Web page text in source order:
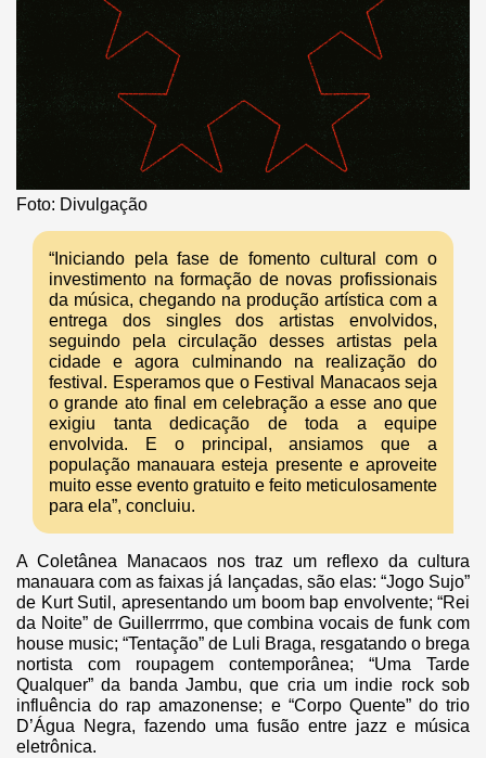
Foto: Divulgação
“Iniciando pela fase de fomento cultural com o
investimento na formação de novas profissionais
da música, chegando na produção artística com a
entrega dos singles dos artistas envolvidos,
seguindo pela circulação desses artistas pela
cidade e agora culminando na realização do
festival. Esperamos que o Festival Manacaos seja
o grande ato final em celebração a esse ano que
exigiu tanta dedicação de toda a equipe
envolvida. E o principal, ansiamos que a
população manauara esteja presente e aproveite
muito esse evento gratuito e feito meticulosamente
para ela”, concluiu.
A Coletânea Manacaos nos traz um reflexo da cultura
manauara com as faixas já lançadas, são elas: “Jogo Sujo”
de Kurt Sutil, apresentando um boom bap envolvente; “Rei
da Noite” de Guillerrrmo, que combina vocais de funk com
house music; “Tentação” de Luli Braga, resgatando o brega
nortista com roupagem contemporânea; “Uma Tarde
Qualquer” da banda Jambu, que cria um indie rock sob
influência do rap amazonense; e “Corpo Quente” do trio
D’Água Negra, fazendo uma fusão entre jazz e música
eletrônica.